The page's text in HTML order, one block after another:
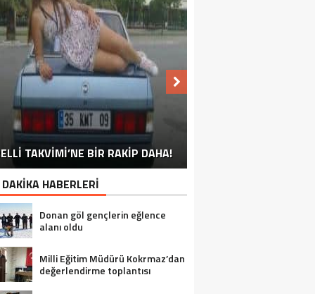
TAKVİMİ’NE BİR RAKİP DAHA!
İYİ ‘KURBAN BAYRAMI’ CAPSLERİ!
SÖYLEMEYEN ESNAF GÖRDÜNÜZ
MÜ?
FOTOĞRAFLARLA HIZAN
FOTOĞRAFLARLA BITLIS
FOTOĞRAFLARLA TATVAN
FOTOĞRAFLARLA GÜROYMAK
FOTOĞRAFLARLA AHLAT
FOTOĞRAFLARLA ADILCEVAZ
FOTOĞRAFLARLA MUTKI
HABERLERİ
Donan göl gençlerin eğlence
alanı oldu
Milli Eğitim Müdürü Kokrmaz’dan
değerlendirme toplantısı